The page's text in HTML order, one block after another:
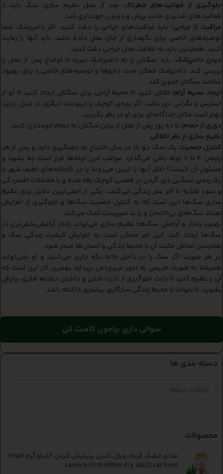
جلوگیری از فهالیت‌های خطرناک: بعد از عمل عقیم سازی، سگ باید از
فعالیت‌های شدیدی مانند پرش و دویدن خودداری کند.
مراقبت از جراحی: باید مراقبت‌های جراحی را دقت کنید. اگر دامپزشک شما
توصیه‌های خاصی برای نگهداری از جای عمل داده باشد، باید آنها را رعایت
کنید. همچنین باید به نظافت محل جراحی دقت کنید.
دیدن دامپزشک: باید سگتان را به دامپزشک ببرید تا اوضاع پس از عمل را
بررسی کند. دامپزشک ممکن است داروها و توصیه‌های خاصی را برای بهبود
سلامت سگتان تجویز کند.
ایجاد محیط آرام: تلاش کنید تا محیط آرامی برای سگتان ایجاد کنید تا او از
استرس و نگرانی دور باشد. اگر بچه‌ی کوچک یا حیوانات دیگری در منزل دارید
بهتر است مکان جداگانه‌ای برای او در نظر بگیرید.
دوری از حمام: تا ده روز پس از عمل از بردن سگتان به حمام خودداری کنید.
عقیم سازی از نظر اخلاقی
کنترل جمعیت: یک سگ دو بار در سال احتیاج به جفتگیری دارد و پس از هر
زایمان 4 تا 6 توله باقی می‌گذارد عواقب این توله‌ها قرار است چه بشود و
مسئول آن کیست؟ اکثر آنها یا ازبین می‌روند یا در کارخانه‌های اطرف شهر با
یک زنجیر سنگین دور گردن در قفسی کوچک رها شده و با مشکلات افسردگی
و سوء تغذیه تا آخر عمر زندگی می‌کنند. یکی از اصلی‌ترین دلایل برای عقیم
سازی سگ‌ها این است که به کنترل جمعیت سگ‌ها و جلوگیری از افزایش
تعداد سگ‌های بی‌خانمان و یا بد سرپرست کمک می‌کند.
بهبود رفتار و آرامش سگ‌ها: عقیم سازی می‌تواند رفتار آرامش‌بخش‌تری در
سگ‌ها ایجاد کند. این امر ممکن است به افزایش کیفیت زندگی سگ و
همچنین تعامل مثبت آن با محیط زندگی و انسان‌ها منجر شود.
در هر صورت اگر سگ را در داخل خانه نگه داری می‌کنید و او نمی‌تواند
همیشه به صورت طبیعی به امور غریزی‌اش بپردازد بهترین کار این است که
آن را عقیم کنید تا باعث جلوگیری از اذیت شدن و داشتن دغدغه فکری‌ برایش
بشوید، تا بتواند با محیط زندگی سازگاری بیشتری داشته باشد.
سوالی داری برامون کامنت کن
دسته بندی ها
محصولات
غذای خشک گربه رویال کنین بریتیش کیتن 2کیلوگرم royal
canin british kitten dry adult cat food